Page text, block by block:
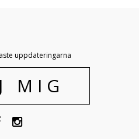
uppdateringarna
MIG